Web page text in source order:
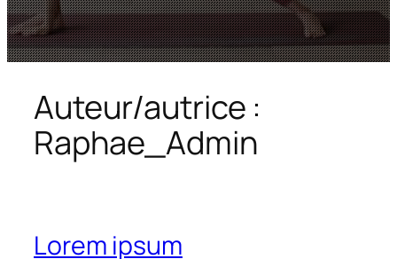
Auteur/autrice :
Raphae_Admin
Lorem ipsum